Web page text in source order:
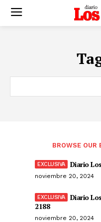
BROWSE OUR
Diario
noviembre 20, 2024
Diario
2188
noviembre 20, 2024